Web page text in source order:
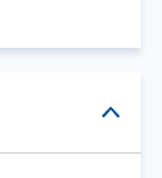
。国内经
治局会议进
行实施降准